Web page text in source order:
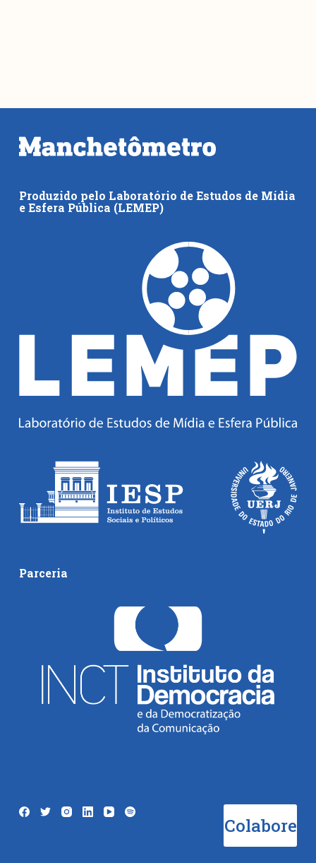
Produzido pelo Laboratório de Estudos de Mídia
e Esfera Pública (LEMEP)
Parceria
Colabore